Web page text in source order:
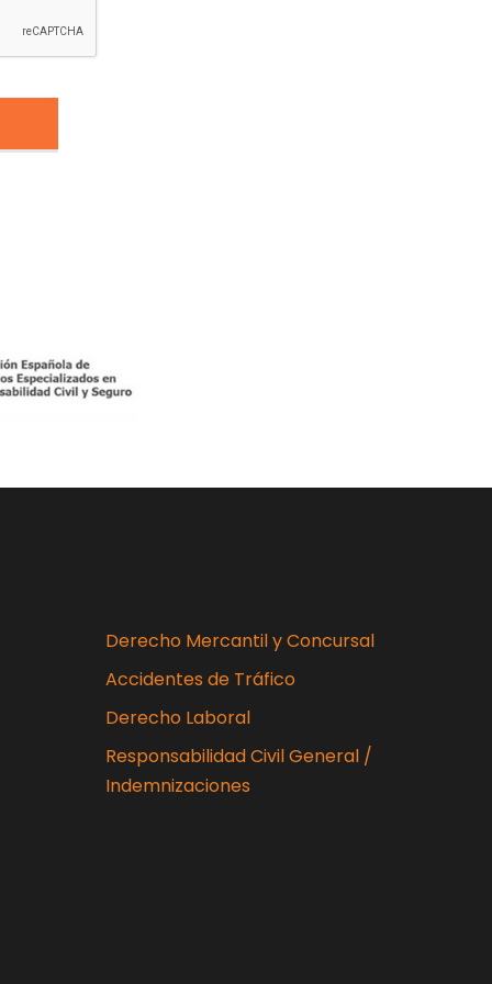
Derecho Mercantil y Concursal
Accidentes de Tráfico
Derecho Laboral
Responsabilidad Civil General /
Indemnizaciones